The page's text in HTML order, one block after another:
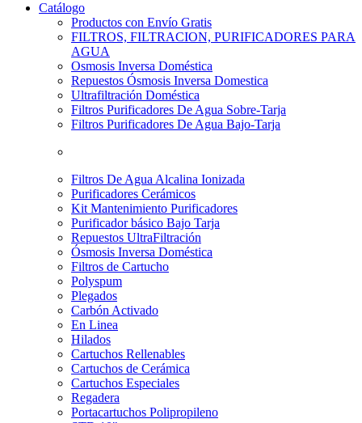
Catálogo
Productos con Envío Gratis
FILTROS, FILTRACION, PURIFICADORES PARA
AGUA
Osmosis Inversa Doméstica
Repuestos Ósmosis Inversa Domestica
Ultrafiltración Doméstica
Filtros Purificadores De Agua Sobre-Tarja
Filtros Purificadores De Agua Bajo-Tarja
Filtros De Agua Alcalina Ionizada
Purificadores Cerámicos
Kit Mantenimiento Purificadores
Purificador básico Bajo Tarja
Repuestos UltraFiltración
Ósmosis Inversa Doméstica
Filtros de Cartucho
Polyspum
Plegados
Carbón Activado
En Linea
Hilados
Cartuchos Rellenables
Cartuchos de Cerámica
Cartuchos Especiales
Regadera
Portacartuchos Polipropileno